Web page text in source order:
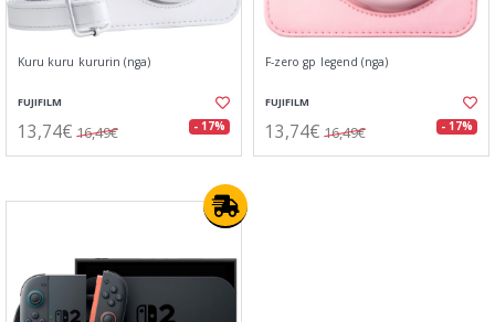
Kuru kuru kururin (nga)
FUJIFILM
13,74€ 16,49€ - 17%
F-zero gp legend (nga)
FUJIFILM
13,74€ 16,49€ - 17%